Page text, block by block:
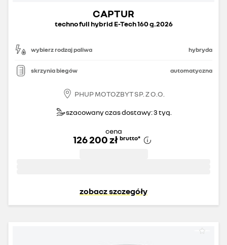
CAPTUR
techno full hybrid E-Tech 160 g.2026
wybierz rodzaj paliwa hybryda
skrzynia biegów automatyczna
PHUP MOTOZBYT SP. Z O.O.
szacowany czas dostawy: 3 tyg.
cena
126 200 zł brutto*
zobacz szczegóły